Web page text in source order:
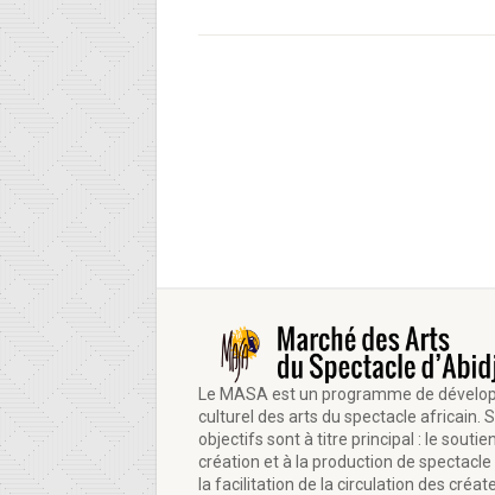
Le MASA est un programme de
culturel des arts du spectacle africain.
objectifs sont à titre principal : le
création et à la production de spectacle
la facilitation de la circulation des